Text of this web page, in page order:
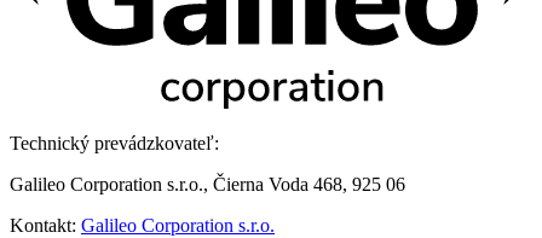
Technický prevádzkovateľ:
Galileo Corporation s.r.o., Čierna Voda 468, 925 06
Kontakt: Galileo Corporation s.r.o.